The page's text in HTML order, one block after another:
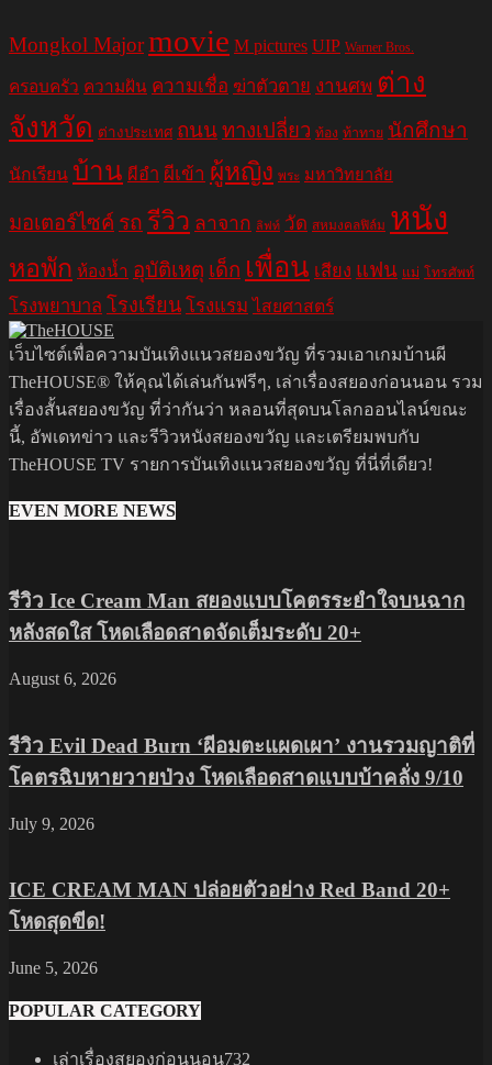
Mongkol Majormovie M pictures UIP Warner Bros.
ครอบครัว ความฝัน ความเชื่อ ฆ่าตัวตาย งานศพ ต่าง
จังหวัด ต่างประเทศ ถนนทางเปลี่ยว ท้อง ท้าทาย นักศึกษา
นักเรียน บ้าน ผีอำ ผีเข้า ผู้หญิง พระ มหาวิทยาลัย
มอเตอร์ไซค์ รถ รีวิว ลาจาก ลิฟท์ วัด สหมงคลฟิล์ม หนัง
หอพัก ห้องน้ำ อุบัติเหตุ เด็ก เพื่อน เสียง แฟน แม่ โทรศัพท์
โรงพยาบาล โรงเรียน โรงแรม ไสยศาสตร์
เว็บไซต์เพื่อความบันเทิงแนวสยองขวัญ ที่รวมเอาเกมบ้านผี
TheHOUSE® ให้คุณได้เล่นกันฟรีๆ, เล่าเรื่องสยองก่อนนอน รวม
เรื่องสั้นสยองขวัญ ที่ว่ากันว่า หลอนที่สุดบนโลกออนไลน์ขณะ
นี้, อัพเดทข่าว และรีวิวหนังสยองขวัญ และเตรียมพบกับ
TheHOUSE TV รายการบันเทิงแนวสยองขวัญ ที่นี่ที่เดียว!
EVEN MORE NEWS
รีวิว Ice Cream Man สยองแบบโคตรระยำใจบนฉาก
หลังสดใส โหดเลือดสาดจัดเต็มระดับ 20+
August 6, 2026
รีวิว Evil Dead Burn ‘ผีอมตะแผดเผา’ งานรวมญาติที่
โคตรฉิบหายวายป่วง โหดเลือดสาดแบบบ้าคลั่ง 9/10
July 9, 2026
ICE CREAM MAN ปล่อยตัวอย่าง Red Band 20+
โหดสุดขีด!
June 5, 2026
POPULAR CATEGORY
เล่าเรื่องสยองก่อนนอน732